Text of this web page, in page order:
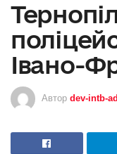
Івано-
Автор dev-intb-